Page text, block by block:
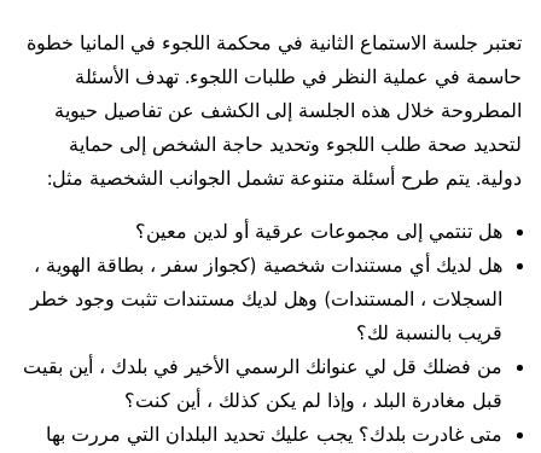
تعتبر جلسة الاستماع الثانية في محكمة اللجوء في المانيا خطوة
حاسمة في عملية النظر في طلبات اللجوء. تهدف الأسئلة
المطروحة خلال هذه الجلسة إلى الكشف عن تفاصيل حيوية
لتحديد صحة طلب اللجوء وتحديد حاجة الشخص إلى حماية
دولية. يتم طرح أسئلة متنوعة تشمل الجوانب الشخصية مثل:
هل تنتمي إلى مجموعات عرقية أو لدين معين؟
هل لديك أي مستندات شخصية (كجواز سفر ، بطاقة الهوية ،
السجلات ، المستندات) وهل لديك مستندات تثبت وجود خطر
قريب بالنسبة لك؟
من فضلك قل لي عنوانك الرسمي الأخير في بلدك ، أين بقيت
قبل مغادرة البلد ، وإذا لم يكن كذلك ، أين كنت؟
متى غادرت بلدك؟ يجب عليك تحديد البلدان التي مررت بها